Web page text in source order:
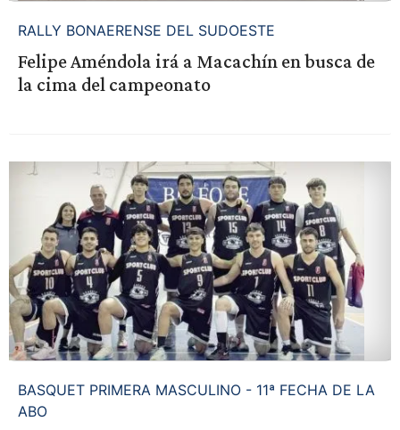
RALLY BONAERENSE DEL SUDOESTE
Felipe Améndola irá a Macachín en busca de
la cima del campeonato
BASQUET PRIMERA MASCULINO - 11ª FECHA DE LA
ABO